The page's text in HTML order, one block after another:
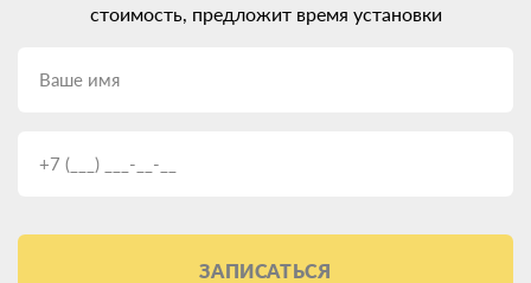
стоимость, предложит время установки
ЗАПИСАТЬСЯ